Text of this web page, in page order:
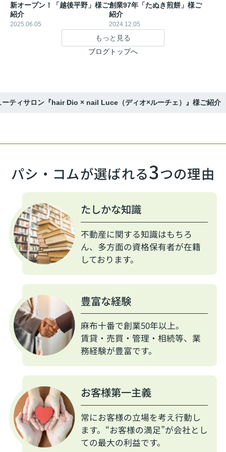
新オープン！「越後平野」様ご
紹介
2025.06.05
創業97年「たぬき煎餅」様ご
紹介
2024.12.05
もっと見る
ブログトップへ
ーティサロン『hair Dio × nail Luce（ディオ×ルーチェ）』様ご紹介
パシ・コムが選ばれる3つの理由
たしかな知識
不動産に関する知識はもちろ
ん、多方面の資格保有者が在籍
しております。
豊富な経験
麻布十番で創業50年以上。
賃貸・売買・管理・相続等、業
務経験が豊富です。
お客様第一主義
常にお客様の立場を考え行動し
ます。“お客様の満足”が会社とし
ての最大の利益です。